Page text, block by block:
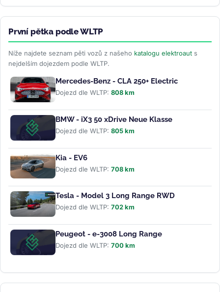
První pětka podle WLTP
Níže najdete seznam pěti vozů z našeho katalogu elektroaut s
nejdelším dojezdem podle WLTP.
Mercedes-Benz - CLA 250+ Electric
Dojezd dle WLTP: 808 km
BMW - iX3 50 xDrive Neue Klasse
Dojezd dle WLTP: 805 km
Kia - EV6
Dojezd dle WLTP: 708 km
Tesla - Model 3 Long Range RWD
Dojezd dle WLTP: 702 km
Peugeot - e-3008 Long Range
Dojezd dle WLTP: 700 km